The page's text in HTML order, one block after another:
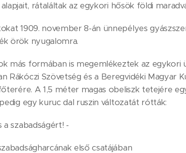
rátaláltak az egykori hősök földi
1909. november 8-án ünnepélyes
örök nyugalomra.
más formában is megemlékeztek az egykori
Rákóczi Szövetség és a Beregvidéki Magyar
A 1,5 méter magas obeliszk tetejére
egy kuruc dal ruszin változatát rótták:
a szabadságért! -
első csatájában